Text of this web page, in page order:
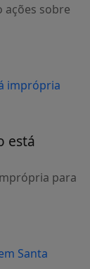
ações sobre
está
para